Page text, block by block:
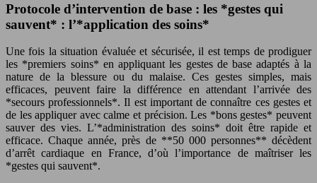
Protocole d’intervention de base : les *gestes qui
sauvent* : l’*application des soins*
Une fois la situation évaluée et sécurisée, il est temps de prodiguer
les *premiers soins* en appliquant les gestes de base adaptés à la
nature de la blessure ou du malaise. Ces gestes simples, mais
efficaces, peuvent faire la différence en attendant l’arrivée des
*secours professionnels*. Il est important de connaître ces gestes et
de les appliquer avec calme et précision. Les *bons gestes* peuvent
sauver des vies. L’*administration des soins* doit être rapide et
efficace. Chaque année, près de **50 000 personnes** décèdent
d’arrêt cardiaque en France, d’où l’importance de maîtriser les
*gestes qui sauvent*.